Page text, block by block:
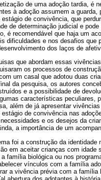
de uma adoção tardia, é
à adoção assumem a
de convivência, que
de determinação judicial e
é recomendável que haja um
dificuldades e nos desafios que
dos laços de
que abordam essas
os processos de
um casal que adotou duas
da pesquisa, os autores
e a possibilidade de
características peculiares,
além de já apresentar
de convivência nas
e os desejos da
a importância de um
foi a construção da
em aceitar crianças com
família biológica ou nos
vínculos com a família
a vivência prévia com a